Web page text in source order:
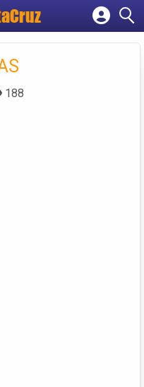
empresa
188